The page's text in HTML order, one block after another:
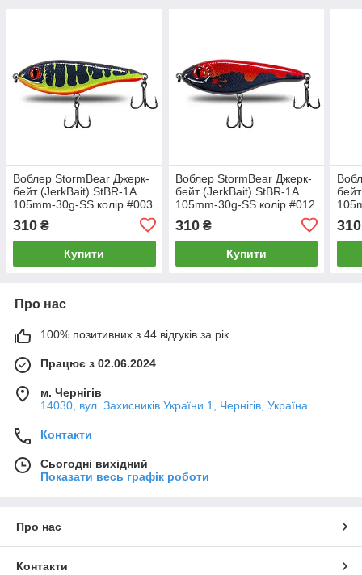
Воблер StormBear Джерк-
бейт (JerkBait) StBR-1A
105mm-30g-SS колір #003
310 ₴
Купити
Воблер StormBear Джерк-
бейт (JerkBait) StBR-1A
105mm-30g-SS колір #012
310₴
Купити
310
Про нас
100% позитивних з 44 відгуків за рік
Працює з 02.06.2024
м. Чернігів
14030, вул. Захисників України 1, Чернігів, Україна
Контакти
Сьогодні вихідний
Показати весь графік роботи
Про нас
Контакти